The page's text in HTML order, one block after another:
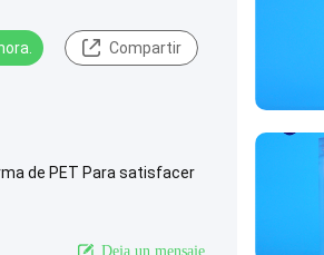
Compartir
de PET Para satisfacer
Deja un mensaje.